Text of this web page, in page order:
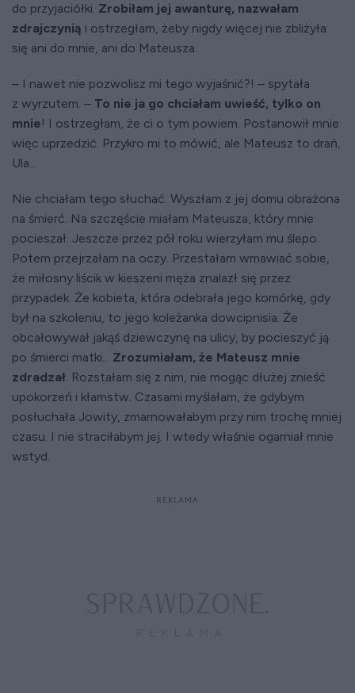
do przyjaciółki. Zrobiłam jej awanturę, nazwałam
zdrajczynią i ostrzegłam, żeby nigdy więcej nie zbliżyła
się ani do mnie, ani do Mateusza.
– I nawet nie pozwolisz mi tego wyjaśnić?! – spytała
z wyrzutem. – To nie ja go chciałam uwieść, tylko on
mnie! I ostrzegłam, że ci o tym powiem. Postanowił mnie
więc uprzedzić. Przykro mi to mówić, ale Mateusz to drań,
Ula...
Nie chciałam tego słuchać. Wyszłam z jej domu obrażona
na śmierć. Na szczęście miałam Mateusza, który mnie
pocieszał. Jeszcze przez pół roku wierzyłam mu ślepo.
Potem przejrzałam na oczy. Przestałam wmawiać sobie,
że miłosny liścik w kieszeni męża znalazł się przez
przypadek. Że kobieta, która odebrała jego komórkę, gdy
był na szkoleniu, to jego koleżanka dowcipnisia. Że
obcałowywał jakąś dziewczynę na ulicy, by pocieszyć ją
po śmierci matki... Zrozumiałam, że Mateusz mnie
zdradzał. Rozstałam się z nim, nie mogąc dłużej znieść
upokorzeń i kłamstw. Czasami myślałam, że gdybym
posłuchała Jowity, zmarnowałabym przy nim trochę mniej
czasu. I nie straciłabym jej. I wtedy właśnie ogarniał mnie
wstyd.